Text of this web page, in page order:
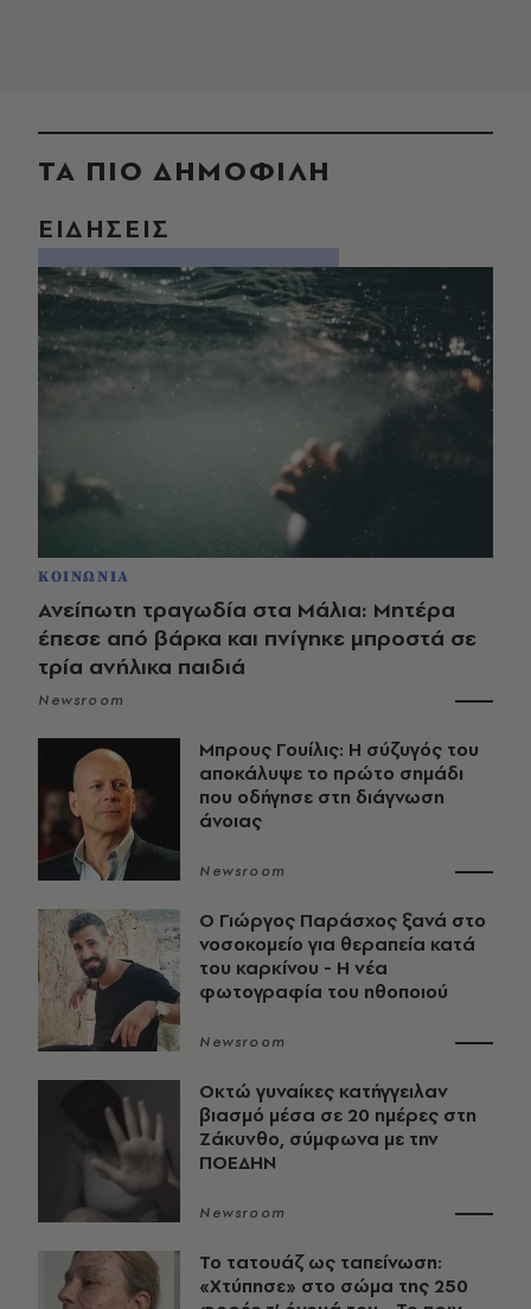
ΤΑ ΠΙΟ ΔΗΜΟΦΙΛΗ
ΕΙΔΗΣΕΙΣ
ΚΟΙΝΩΝΙΑ
Ανείπωτη τραγωδία στα Μάλια: Μητέρα
έπεσε από βάρκα και πνίγηκε μπροστά σε
τρία ανήλικα παιδιά
Newsroom
Μπρους Γουίλις: Η σύζυγός του
αποκάλυψε το πρώτο σημάδι
που οδήγησε στη διάγνωση
άνοιας
Newsroom
O Γιώργος Παράσχος ξανά στο
νοσοκομείο για θεραπεία κατά
του καρκίνου - Η νέα
φωτογραφία του ηθοποιού
Newsroom
Οκτώ γυναίκες κατήγγειλαν
βιασμό μέσα σε 20 ημέρες στη
Ζάκυνθο, σύμφωνα με την
ΠΟΕΔΗΝ
Newsroom
Το τατουάζ ως ταπείνωση:
«Χτύπησε» στο σώμα της 250